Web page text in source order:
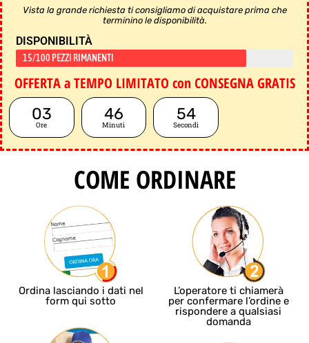
Vista la grande richiesta ti consigliamo di acquistare prima che
terminino le disponibilità.
DISPONIBILITÀ
15/100 PEZZI RIMANENTI
OFFERTA a TEMPO LIMITATO con CONSEGNA GRATIS
03
Ore
46
Minuti
53
Secondi
COME ORDINARE
Ordina lasciando i dati nel
form qui sotto
L’operatore ti chiamerà
per confermare l’ordine e
rispondere a qualsiasi
domanda